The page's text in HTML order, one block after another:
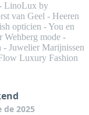
LinoLux by
van Geel - Heeren
opticien - You en
Wehberg mode -
Juwelier Marijnissen
Luxury Fashion
de 2025